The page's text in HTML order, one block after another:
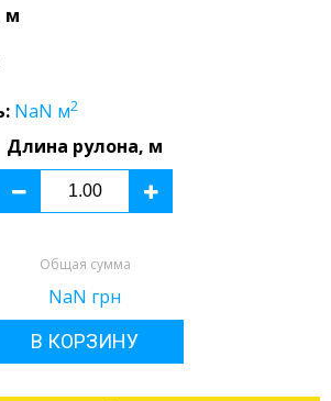
м
NaN м2
Длина рулона, м
Общая сумма
NaN грн
В КОРЗИНУ